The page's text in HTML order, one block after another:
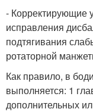
- Корректирующие
исправления
подтягивания
ротаторной
Как правило, в
выполняется: 1
дополнительных